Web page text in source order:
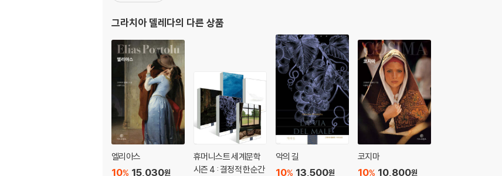
그라치아 델레다의 다른 상품
엘리아스
15,030원
10%
휴머니스트 세계문학
시즌 4 : 결정적 한순간
악의 길
13,500원
10%
코지마
10,800원
10%